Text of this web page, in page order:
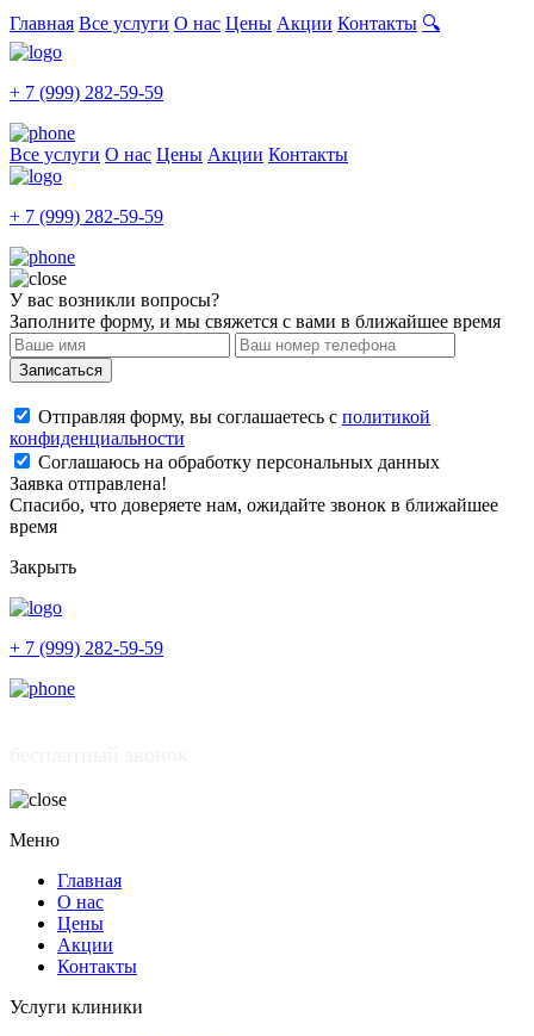
Главная Все услуги О нас Цены Акции Контакты 🔍
+ 7 (999) 282-59-59
Все услуги О нас Цены Акции Контакты
+ 7 (999) 282-59-59
У вас возникли вопросы?
Заполните форму, и мы свяжется с вами в ближайшее время
Записаться
Отправляя форму, вы соглашаетесь с политикой
конфиденциальности
Соглашаюсь на обработку персональных данных
Заявка отправлена!
Спасибо, что доверяете нам, ожидайте звонок в ближайшее
время
Закрыть
+ 7 (999) 282-59-59
Меню
Главная
О нас
Цены
Акции
Контакты
Услуги клиники